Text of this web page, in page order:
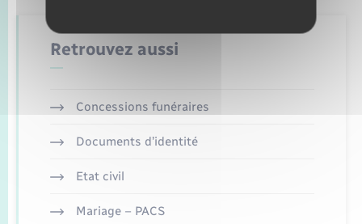
Retrouvez aussi
Concessions funéraires
Documents d’identité
Etat civil
Mariage – PACS